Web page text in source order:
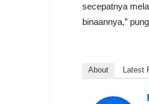
secepatnya
binaannya,”
About Latest